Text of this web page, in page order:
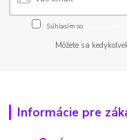
Súhlasím so spracovaním
Môžete sa
Informácie pre